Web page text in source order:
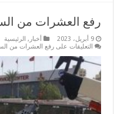
رفع العشرات من
9 أبريل، 2023 أخبار , الرئيسية
التعليقات على رفع العشرات من